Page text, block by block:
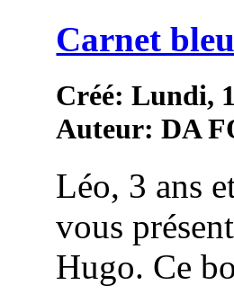
Carnet
Créé: Lundi,
Auteur: DA
Léo, 3 ans
vous
Hugo. Ce